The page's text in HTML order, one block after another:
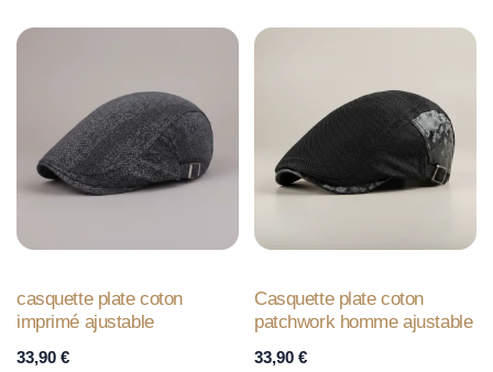
casquette plate coton
imprimé ajustable
33,90 €
Casquette plate coton
patchwork homme ajustable
33,90 €